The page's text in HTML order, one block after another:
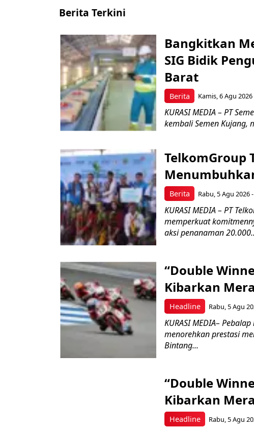
Berita Terkini
Berita
Bangkitkan
SIG Bidik
Barat
Kamis, 6 Agu 2026
KURASI MEDIA – PT
kembali Semen Kujang,
Berita
TelkomGroup
Rabu, 5 Agu 2026
KURASI MEDIA – PT
memperkuat
aksi penanaman
Headline
“Double
Kibarkan
Rabu, 5 Agu
KURASI MEDIA–
menorehkan prestasi
Bintang...
Headline
“Double
Kibarkan
Rabu, 5 Agu